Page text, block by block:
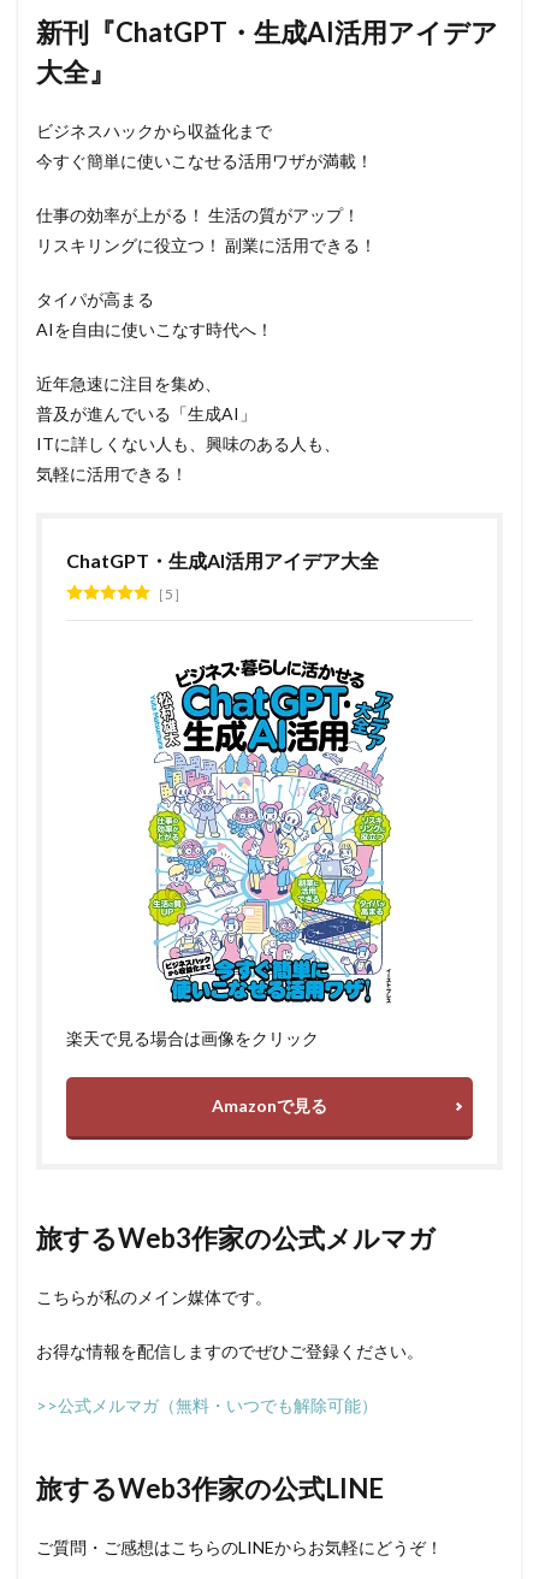
新刊『ChatGPT・生成AI活用アイデア
大全』
ビジネスハックから収益化まで
今すぐ簡単に使いこなせる活用ワザが満載！
仕事の効率が上がる！ 生活の質がアップ！
リスキリングに役立つ！ 副業に活用できる！
タイパが高まる
AIを自由に使いこなす時代へ！
近年急速に注目を集め、
普及が進んでいる「生成AI」
ITに詳しくない人も、興味のある人も、
気軽に活用できる！
ChatGPT・生成AI活用アイデア大全
5
楽天で見る場合は画像をクリック
Amazonで見る
旅するWeb3作家の公式メルマガ
こちらが私のメイン媒体です。
お得な情報を配信しますのでぜひご登録ください。
>>公式メルマガ（無料・いつでも解除可能）
旅するWeb3作家の公式LINE
ご質問・ご感想はこちらのLINEからお気軽にどうぞ！